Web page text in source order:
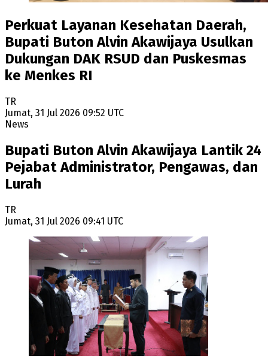
Perkuat Layanan Kesehatan Daerah,
Bupati Buton Alvin Akawijaya Usulkan
Dukungan DAK RSUD dan Puskesmas
ke Menkes RI
TR
Jumat, 31 Jul 2026 09:52 UTC
News
Bupati Buton Alvin Akawijaya Lantik 24
Pejabat Administrator, Pengawas, dan
Lurah
TR
Jumat, 31 Jul 2026 09:41 UTC